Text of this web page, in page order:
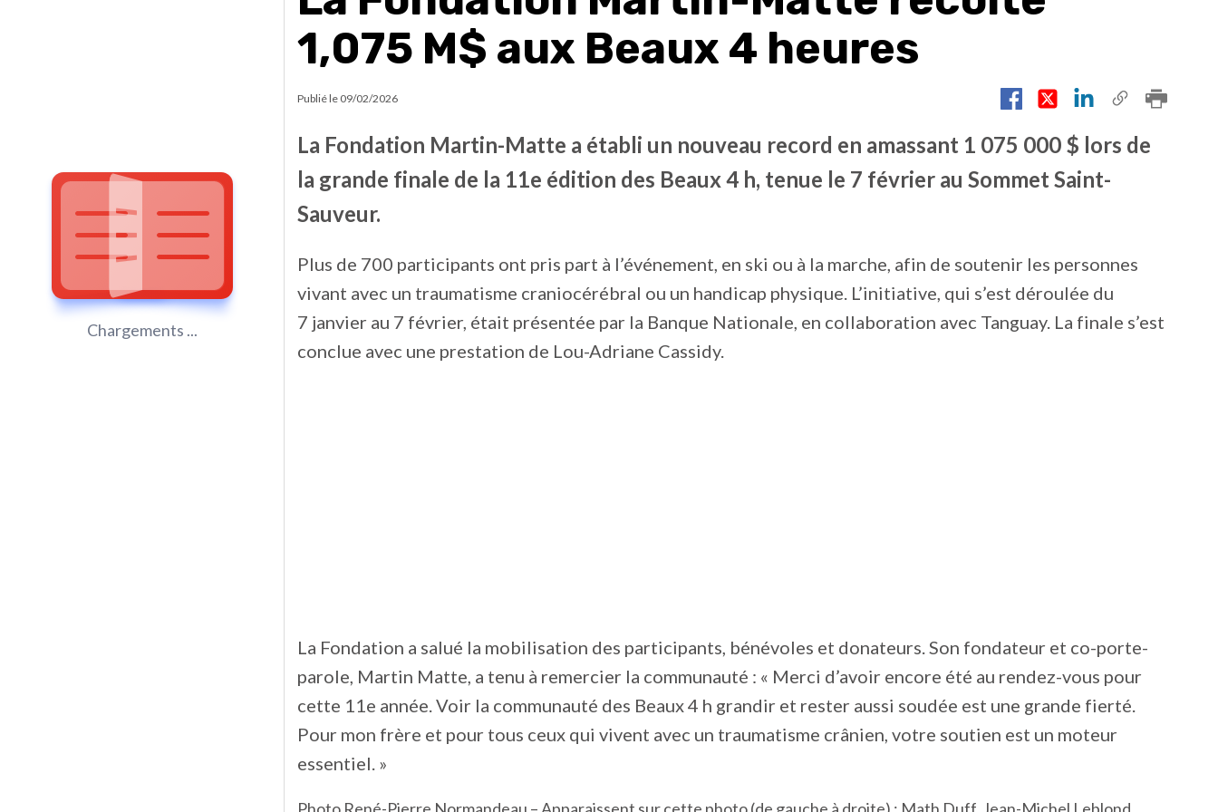
Chargements ...
1,075 M$ aux Beaux 4 heures
Publié le 09/02/2026
La Fondation Martin-Matte a établi un nouveau record en amassant 1 075 000 $ lors de
la grande finale de la 11e édition des Beaux 4 h, tenue le 7 février au Sommet Saint-
Sauveur.
Plus de 700 participants ont pris part à l’événement, en ski ou à la marche, afin de soutenir les personnes
vivant avec un traumatisme craniocérébral ou un handicap physique. L’initiative, qui s’est déroulée du
7 janvier au 7 février, était présentée par la Banque Nationale, en collaboration avec Tanguay. La finale s’est
conclue avec une prestation de Lou-Adriane Cassidy.
La Fondation a salué la mobilisation des participants, bénévoles et donateurs. Son fondateur et co-porte-
parole, Martin Matte, a tenu à remercier la communauté : « Merci d’avoir encore été au rendez-vous pour
cette 11e année. Voir la communauté des Beaux 4 h grandir et rester aussi soudée est une grande fierté.
Pour mon frère et pour tous ceux qui vivent avec un traumatisme crânien, votre soutien est un moteur
essentiel. »